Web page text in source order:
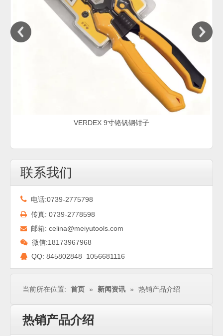
VERDEX 9寸铬钒钢钳子
联系我们
 电话:0739-2775798
 传真: 0739-2778598
 邮箱: celina@meiyutools.com
 微信:18173967968
 QQ: 845802848 1056681116
当前所在位置: 首页 » 新闻资讯 » 热销产品介绍
热销产品介绍